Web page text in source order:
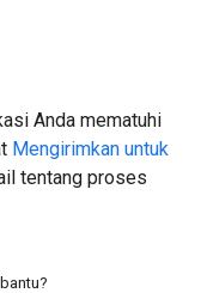
Anda mematuhi
Mengirimkan untuk
tentang proses